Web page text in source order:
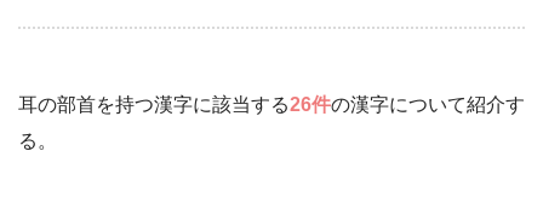
耳の部首を持つ漢字に該当する26件の漢字について紹介す
る。